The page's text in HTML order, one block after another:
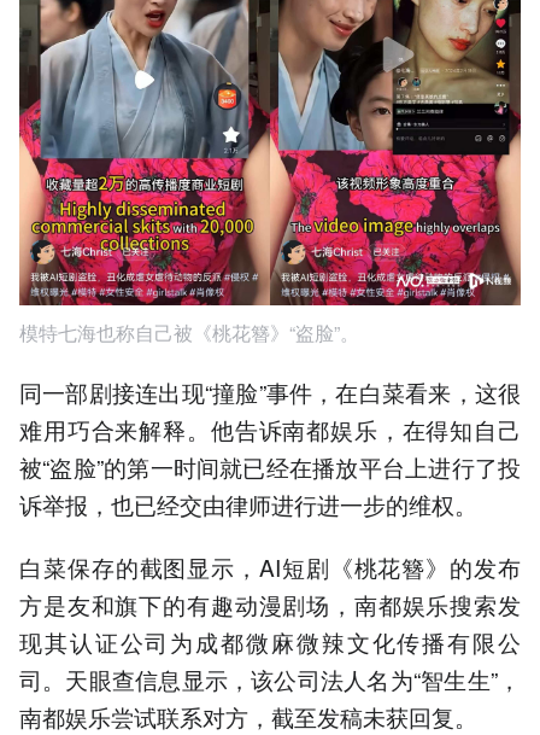
模特七海也称自己被《桃花簪》“盗脸”。
同一部剧接连出现“撞脸”事件，在白菜看来，这很
难用巧合来解释。他告诉南都娱乐，在得知自己
被“盗脸”的第一时间就已经在播放平台上进行了投
诉举报，也已经交由律师进行进一步的维权。
白菜保存的截图显示，AI短剧《桃花簪》的发布
方是友和旗下的有趣动漫剧场，南都娱乐搜索发
现其认证公司为成都微麻微辣文化传播有限公
司。天眼查信息显示，该公司法人名为“智生生”，
南都娱乐尝试联系对方，截至发稿未获回复。